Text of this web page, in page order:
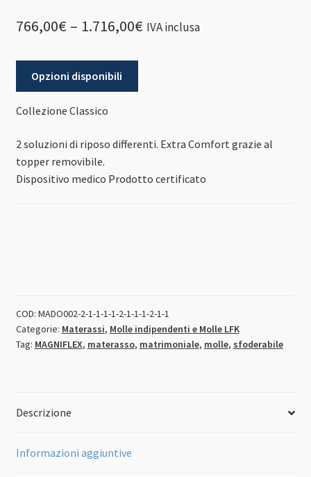
766,00€– 1.716,00€ IVA inclusa
Opzioni disponibili
Collezione Classico
2 soluzioni di riposo differenti. Extra Comfort grazie al
topper removibile.
Dispositivo medico Prodotto certificato
COD: MADO002-2-1-1-1-1-2-1-1-1-2-1-1
Categorie: Materassi, Molle indipendenti e Molle LFK
Tag: MAGNIFLEX, materasso, matrimoniale, molle, sfoderabile
Descrizione
Informazioni aggiuntive